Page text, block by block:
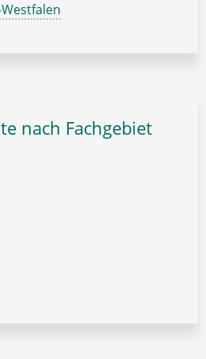
nach Fachgebiet